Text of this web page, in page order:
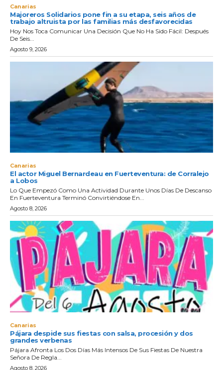
Canarias
Majoreros Solidarios pone fin a su etapa, seis años de
trabajo altruista por las familias más desfavorecidas
Hoy Nos Toca Comunicar Una Decisión Que No Ha Sido Fácil: Después
De Seis...
Agosto 9, 2026
Canarias
El actor Miguel Bernardeau en Fuerteventura: de Corralejo
a Lobos
Lo Que Empezó Como Una Actividad Durante Unos Días De Descanso
En Fuerteventura Terminó Convirtiéndose En...
Agosto 8, 2026
Canarias
Pájara despide sus fiestas con salsa, procesión y dos
grandes verbenas
Pájara Afronta Los Dos Días Más Intensos De Sus Fiestas De Nuestra
Señora De Regla...
Agosto 8, 2026